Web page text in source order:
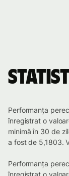
Performanța
înregistrat o
minimă în 30 de
a fost de 5,1803.
Performanța